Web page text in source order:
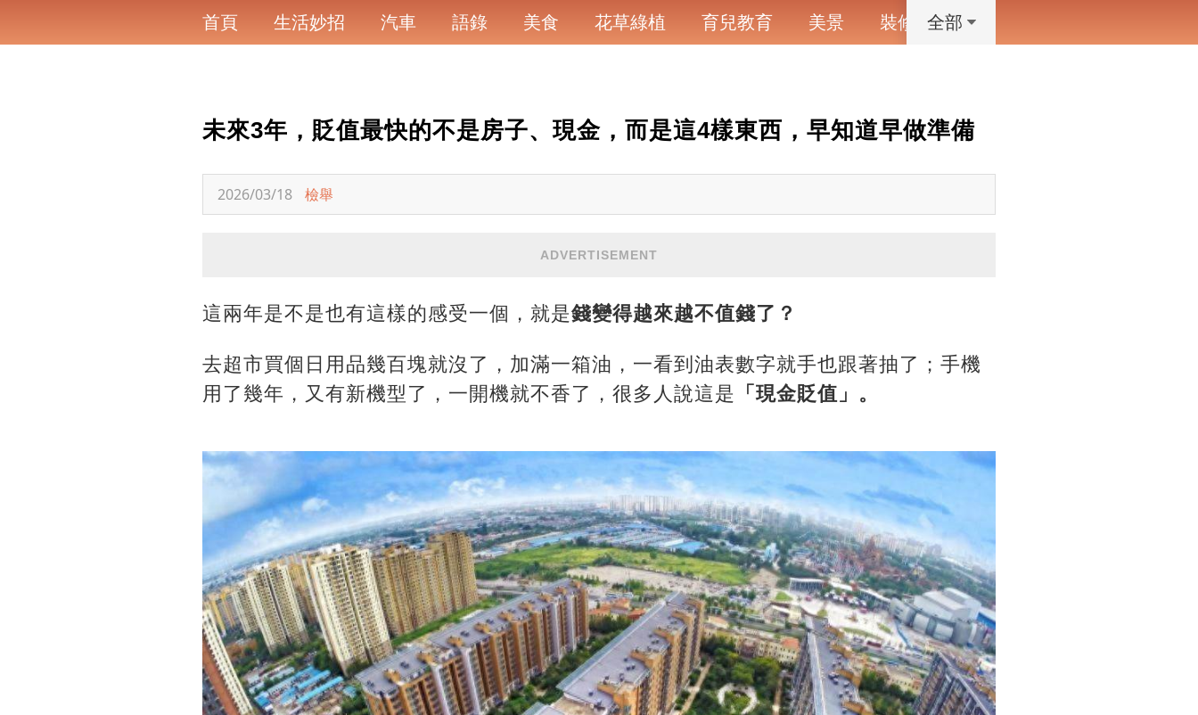
首頁 生活妙招 汽車 語錄 美食 花草綠植 育兒教育 美景 裝修 寵物
全部
未來3年，貶值最快的不是房子、現金，而是這4樣東西，早知道早做準備
2026/03/18 檢舉
ADVERTISEMENT
這兩年是不是也有這樣的感受一個，就是錢變得越來越不值錢了？
去超市買個日用品幾百塊就沒了，加滿一箱油，一看到油表數字就手也跟著抽了；手機
用了幾年，又有新機型了，一開機就不香了，很多人說這是
「現金貶值」。